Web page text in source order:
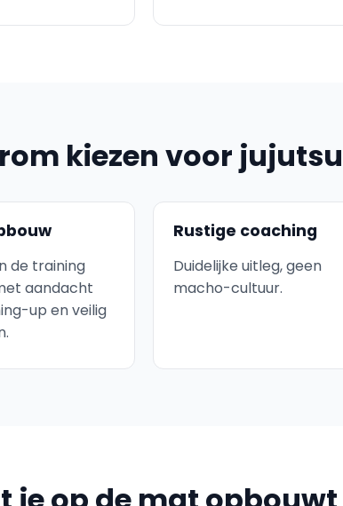
kiezen voor
de training
aandacht
up en veilig
Rustige coaching
Duidelijke uitleg, geen
macho-cultuur.